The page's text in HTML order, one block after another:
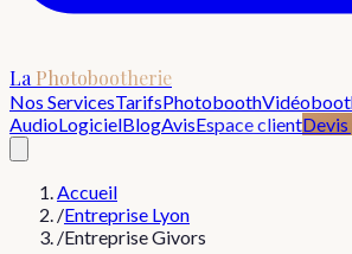
La Photobootherie
Nos ServicesTarifsPhotobooth
AudioLogicielBlogAvisEspace client
Accueil
/Entreprise Lyon
/Entreprise Givors